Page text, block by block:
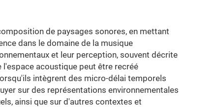
de paysages sonores, en mettant
dans le domaine de la musique
et leur perception, souvent décrite
l'espace acoustique peut être recréé
intègrent des micro-délai temporels
sur des représentations environnementales
ainsi que sur d'autres contextes et